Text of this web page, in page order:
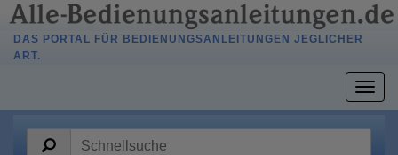
DAS PORTAL FÜR BEDIENUNGSANLEITUNGEN JEGLICHER
ART.